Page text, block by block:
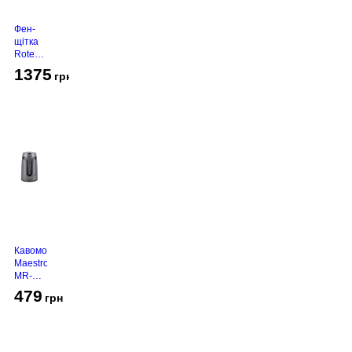
Фен-
щітка
Rotex
490-T
1375 грн
Кавомолка
Maestro
MR-
Grey
479 грн